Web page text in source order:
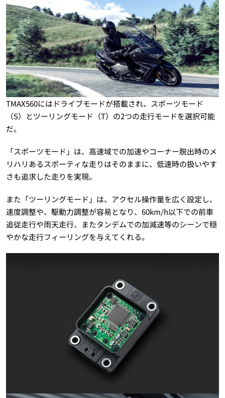
TMAX560にはドライブモードが搭載され、スポーツモード
（S）とツーリングモード（T）の2つの走行モードを選択可能
だ。
「スポーツモード」は、高速域での加速やコーナー脱出時のメ
リハリあるスポーティな走りはそのままに、低速時の扱いやす
さも追求した走りを実現。
また「ツーリングモード」は、アクセル操作量を広く設定し、
速度調整や、駆動力調整が容易となり、60km/h以下での前車
追従走行や雨天走行、またタンデムでの加減速等のシーンで穏
やかな走行フィーリングを与えてくれる。